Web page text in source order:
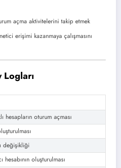
açma aktivitelerini takip etmek
erişimi kazanmaya çalışmasını
hesapların oturum açması
değişikliği
hesabının oluşturulması